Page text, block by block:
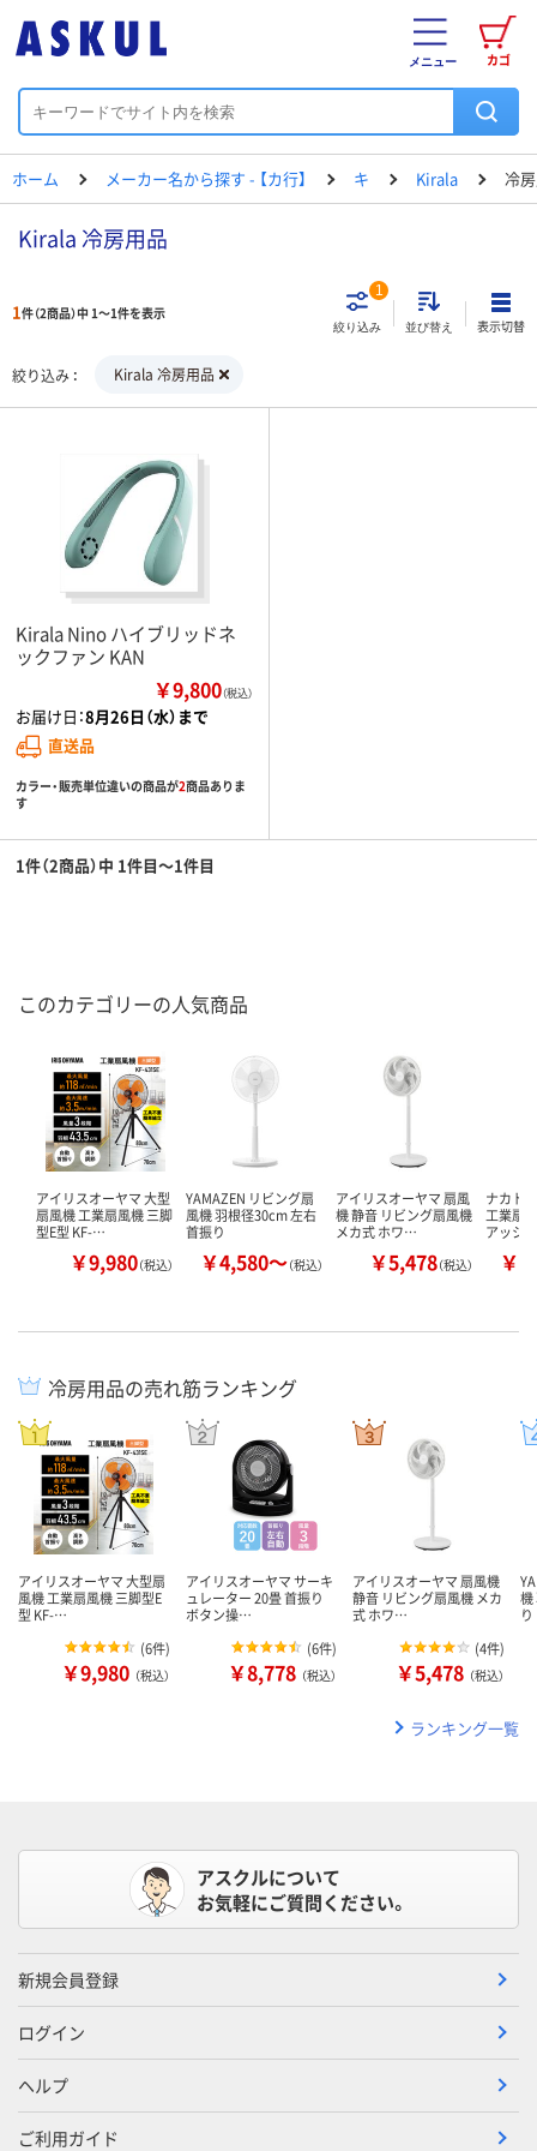
カゴ
メニュー
ホーム メーカー名から探す - 【カ行】 キ Kirala 冷
Kirala 冷房用品
1件（2商品）中 1～1件を表示
絞り込み
1
並び替え 表示切替
絞り込み Kirala 冷房用品
Kirala Nino ハイブリッドネ
ックファン KAN
￥9,800（税込）
お届け日：8月26日（水）まで
直送品
カラー・販売単位違いの商品が2商品ありま
す
1件（2商品）中 1件目～1件目
このカテゴリーの人気商品
アイリスオーヤマ 大型
扇風機 工業扇風機 三脚
型E型 KF-…
￥9,980（税込）
YAMAZEN リビング扇
風機 羽根径30cm 左右
首振り
￥4,580～（税込）
アイリスオーヤマ 扇風
機 静音 リビング扇風機
メカ式 ホワ…
￥5,478（税込）
ナカト
工業扇
アッシ
￥
冷房用品の売れ筋ランキング
アイリスオーヤマ 大型扇
風機 工業扇風機 三脚型E
型 KF-…
(6件)
￥9,980 （税込）
アイリスオーヤマ サーキ
ュレーター 20畳 首振り
ボタン操…
(6件)
￥8,778 （税込）
アイリスオーヤマ 扇風機
静音 リビング扇風機 メカ
式 ホワ…
(4件)
￥5,478 （税込）
機
ランキング一覧
アスクルについて
お気軽にご質問ください。
新規会員登録
ログイン
ヘルプ
ご利用ガイド